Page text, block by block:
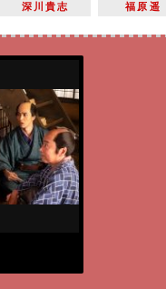
深川貴志 福原遥